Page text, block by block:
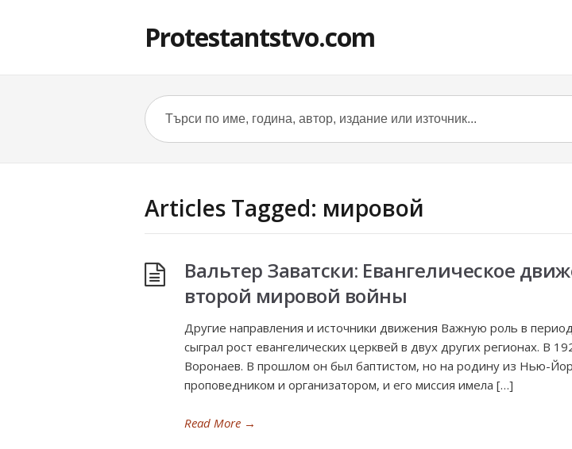
Protestantstvo.com
Articles Tagged: мировой
Вальтер Заватски: Евангелическое
второй мировой войны
Другие направления и источники движения Важную роль в
сыграл рост евангелических церквей в двух других регионах. В
Воронаев. В прошлом он был баптистом, но на родину из Нью-
проповедником и организатором, и его миссия имела […]
Read More →